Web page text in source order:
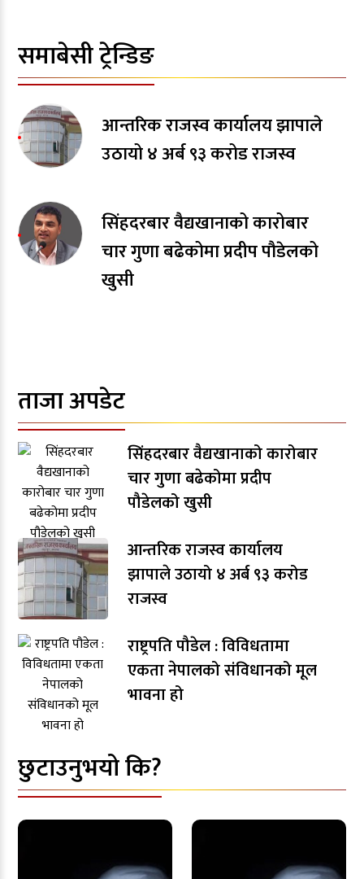
समाबेसी ट्रेन्डिङ
आन्तरिक राजस्व कार्यालय झापाले
उठायो ४ अर्ब ९३ करोड राजस्व
सिंहदरबार वैद्यखानाको कारोबार
चार गुणा बढेकोमा प्रदीप पौडेलको
खुसी
ताजा अपडेट
सिंहदरबार वैद्यखानाको कारोबार
चार गुणा बढेकोमा प्रदीप
पौडेलको खुसी
आन्तरिक राजस्व कार्यालय
झापाले उठायो ४ अर्ब ९३ करोड
राजस्व
राष्ट्रपति पौडेल : विविधतामा
एकता नेपालको संविधानको मूल
भावना हो
छुटाउनुभयो कि?